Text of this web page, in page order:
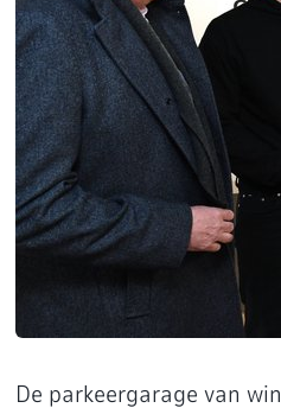
De parkeergarage van